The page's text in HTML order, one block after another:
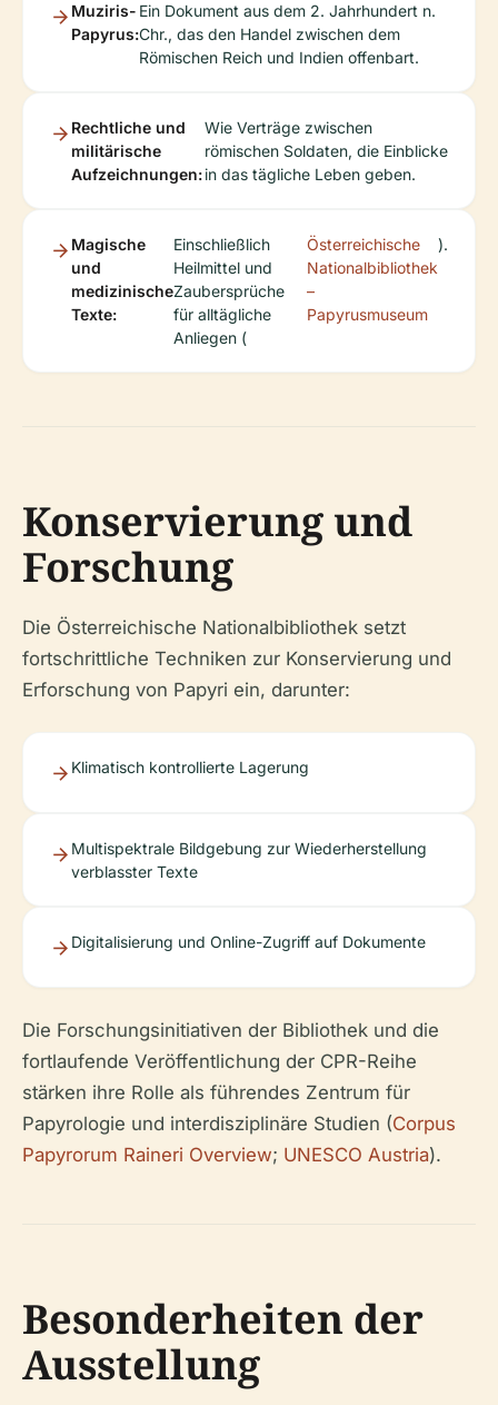
Muziris-
Papyrus:
Ein Dokument aus dem 2. Jahrhundert n.
Chr., das den Handel zwischen dem
Römischen Reich und Indien offenbart.
Rechtliche und
militärische
Aufzeichnungen:
Wie Verträge zwischen
römischen Soldaten, die Einblicke
in das tägliche Leben geben.
Magische
und
medizinische
Texte:
Einschließlich
Heilmittel und
Zaubersprüche
für alltägliche
Anliegen (
Österreichische
Nationalbibliothek
–
Papyrusmuseum
).
Konservierung und
Forschung
Die Österreichische Nationalbibliothek setzt
fortschrittliche Techniken zur Konservierung und
Erforschung von Papyri ein, darunter:
Klimatisch kontrollierte Lagerung
Multispektrale Bildgebung zur Wiederherstellung
verblasster Texte
Digitalisierung und Online-Zugriff auf Dokumente
Die Forschungsinitiativen der Bibliothek und die
fortlaufende Veröffentlichung der CPR-Reihe
stärken ihre Rolle als führendes Zentrum für
Papyrologie und interdisziplinäre Studien (Corpus
Papyrorum Raineri Overview; UNESCO Austria).
Besonderheiten der
Ausstellung